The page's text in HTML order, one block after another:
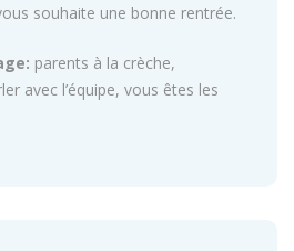
souhaite une bonne rentrée.
parents à la crèche,
avec l’équipe, vous êtes les